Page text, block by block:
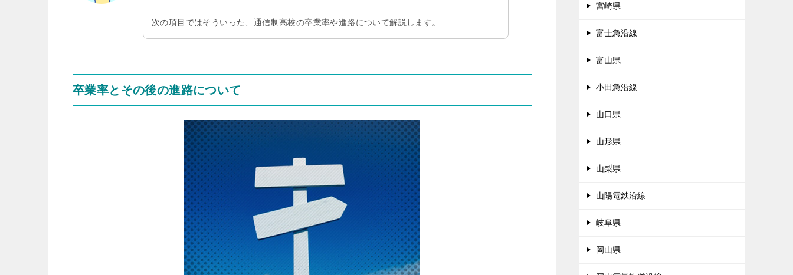
次の項目ではそういった、通信制高校の卒業率や進路について解説します。
卒業率とその後の進路について
宮崎県
富士急沿線
富山県
小田急沿線
山口県
山形県
山梨県
山陽電鉄沿線
岐阜県
岡山県